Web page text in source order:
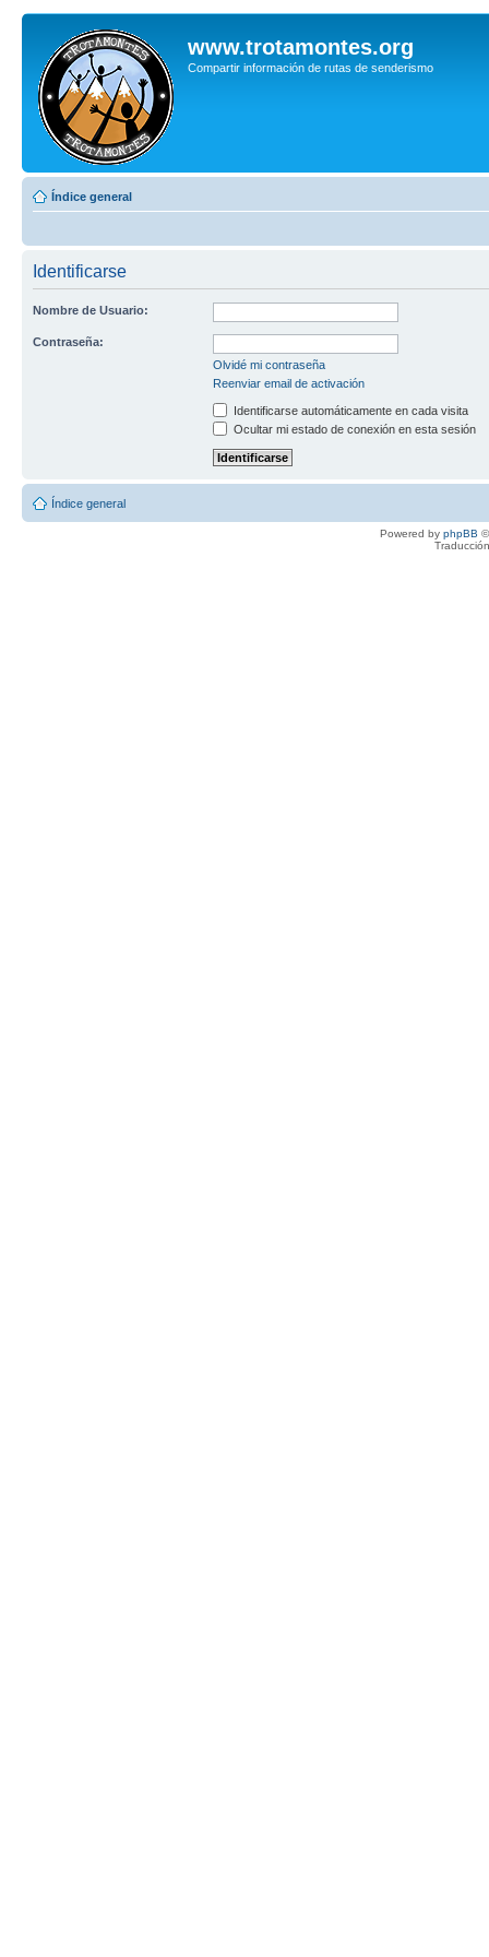
www.trotamontes.org
Compartir información de rutas de senderismo
Índice general
Identificarse
Nombre de Usuario:
Contraseña:
Olvidé mi contraseña
Reenviar email de activación
Identificarse automáticamente en cada visita
Ocultar mi estado de conexión en esta sesión
Índice general
Powered by phpBB